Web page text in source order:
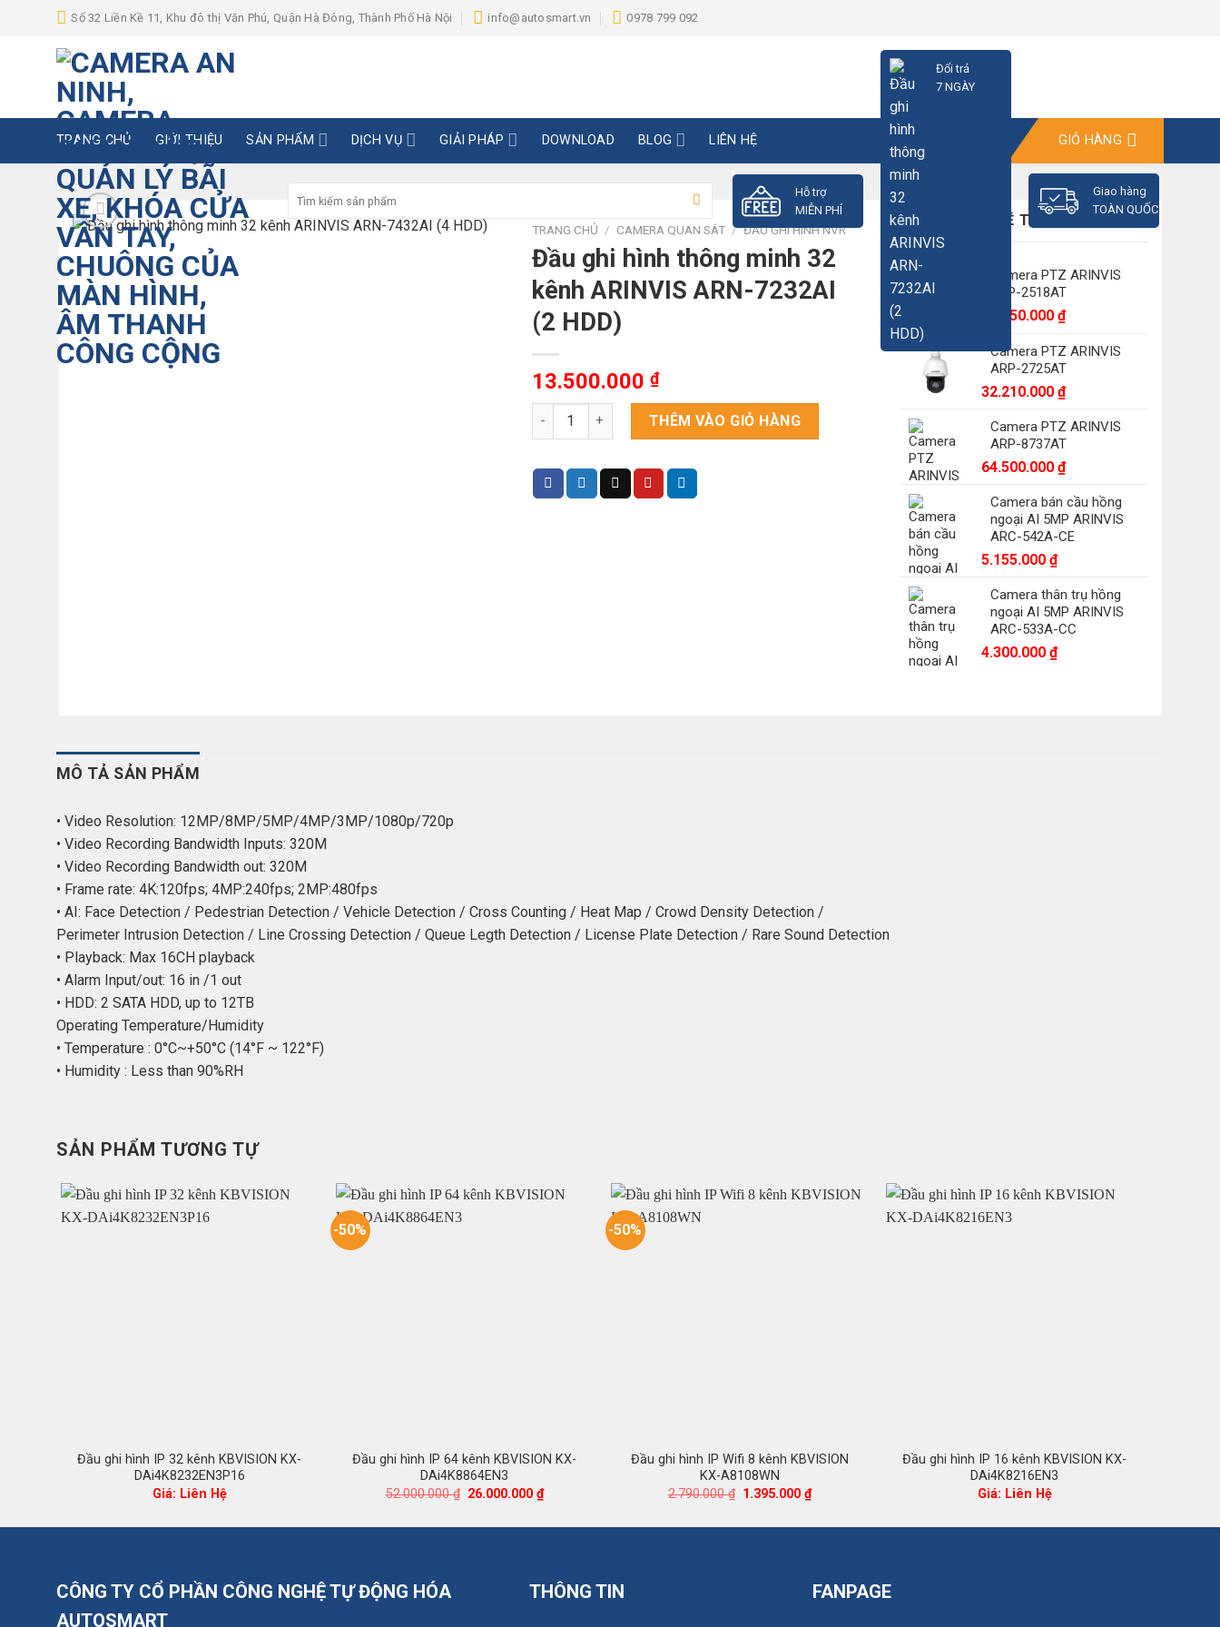
Số 32 Liền Kề 11, Khu đô thị Văn Phú, Quận Hà Đông, Thành Phố Hà Nội info@autosmart.vn 0978 799 092
kiếm:
Hỗ trợ
MIỄN PHÍ
Đổi trả
7 NGÀY
Giao hàng
TOÀN QUỐC
TRANG CHỦ GIỚI THIỆU SẢN PHẨM DỊCH VỤ GIẢI PHÁP DOWNLOAD BLOG LIÊN HỆ GIỎ HÀNG
TRANG CHỦ / CAMERA QUAN SÁT / ĐẦU GHI HÌNH NVR
Đầu ghi hình thông minh 32
kênh ARINVIS ARN-7232AI
(2 HDD)
13.500.000 ₫
Đầu ghi hình thông minh 32 kênh ARINVIS ARN-7232AI (2 HDD) số lượng
THÊM VÀO GIỎ HÀNG
CÓ THỂ BẠN SẼ THÍCH
Camera PTZ ARINVIS
ARP-2518AT
18.350.000 ₫
Camera PTZ ARINVIS
ARP-2725AT
32.210.000 ₫
Camera PTZ ARINVIS
ARP-8737AT
64.500.000 ₫
Camera bán cầu hồng
ngoại AI 5MP ARINVIS
ARC-542A-CE
5.155.000 ₫
Camera thân trụ hồng
ngoại AI 5MP ARINVIS
ARC-533A-CC
4.300.000 ₫
MÔ TẢ SẢN PHẨM
• Video Resolution: 12MP/8MP/5MP/4MP/3MP/1080p/720p
• Video Recording Bandwidth Inputs: 320M
• Video Recording Bandwidth out: 320M
• Frame rate: 4K:120fps; 4MP:240fps; 2MP:480fps
• AI: Face Detection / Pedestrian Detection / Vehicle Detection / Cross Counting / Heat Map / Crowd Density Detection /
Perimeter Intrusion Detection / Line Crossing Detection / Queue Legth Detection / License Plate Detection / Rare Sound Detection
• Playback: Max 16CH playback
• Alarm Input/out: 16 in /1 out
• HDD: 2 SATA HDD, up to 12TB
Operating Temperature/Humidity
• Temperature : 0°C~+50°C (14°F ~ 122°F)
• Humidity : Less than 90%RH
SẢN PHẨM TƯƠNG TỰ
Đầu ghi hình IP 32 kênh KBVISION KX-
DAi4K8232EN3P16
Giá: Liên Hệ
-50%
Đầu ghi hình IP 64 kênh KBVISION KX-
DAi4K8864EN3
52.000.000₫ Giá
52.000.000 ₫.
26.000.000 ₫Giá
hiện
là:
-50%
Đầu ghi hình IP Wifi 8 kênh KBVISION
KX-A8108WN
2.790.000₫ Giá
2.790.000 ₫.
1.395.000 ₫Giá
hiện
là:
Đầu ghi hình IP 16 kênh KBVISION KX-
DAi4K8216EN3
Giá: Liên Hệ
CÔNG TY CỔ PHẦN CÔNG NGHỆ TỰ ĐỘNG HÓA
AUTOSMART
THÔNG TIN FANPAGE